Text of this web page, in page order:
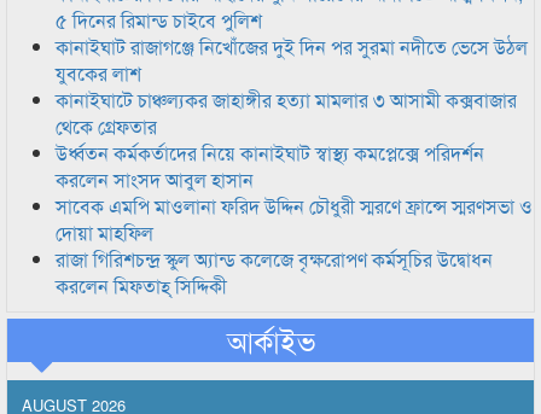
৫ দিনের রিমান্ড চাইবে পুলিশ
কানাইঘাট রাজাগঞ্জে নিখোঁজের দুই দিন পর সুরমা নদীতে ভেসে উঠল
যুবকের লাশ
কানাইঘাটে চাঞ্চল্যকর জাহাঙ্গীর হত্যা মামলার ৩ আসামী কক্সবাজার
থেকে গ্রেফতার
উর্ধ্বতন কর্মকর্তাদের নিয়ে কানাইঘাট স্বাস্থ্য কমপ্লেক্সে পরিদর্শন
করলেন সাংসদ আবুল হাসান
সাবেক এমপি মাওলানা ফরিদ উদ্দিন চৌধুরী স্মরণে ফ্রান্সে স্মরণসভা ও
দোয়া মাহফিল
রাজা গিরিশচন্দ্র স্কুল অ্যান্ড কলেজে বৃক্ষরোপণ কর্মসূচির উদ্বোধন
করলেন মিফতাহ্ সিদ্দিকী
আর্কাইভ
AUGUST 2026